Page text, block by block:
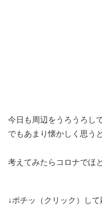
今日も周辺をうろうろし
でもあまり懐かしく思う
考えてみたらコロナでほ
↓ポチッ（クリック）し